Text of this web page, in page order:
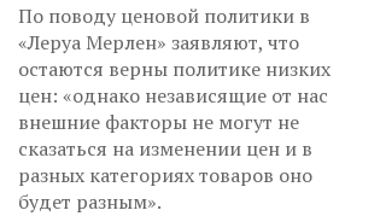
По поводу ценовой политики в
«Леруа Мерлен» заявляют, что
остаются верны политике низких
цен: «однако независящие от нас
внешние факторы не могут не
сказаться на изменении цен и в
разных категориях товаров оно
будет разным».